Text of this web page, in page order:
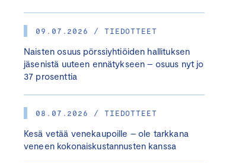
09.07.2026 / TIEDOTTEET
Naisten osuus pörssiyhtiöiden hallituksen
jäsenistä uuteen ennätykseen – osuus nyt jo
37 prosenttia
08.07.2026 / TIEDOTTEET
Kesä vetää venekaupoille – ole tarkkana
veneen kokonaiskustannusten kanssa